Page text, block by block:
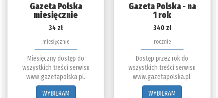
Gazeta Polska
miesięcznie
34 zł
miesięcznie
Miesięczny dostęp do
wszystkich treści serwisu
www.gazetapolska.pl.
WYBIERAM
Gazeta Polska - na
1 rok
340 zł
rocznie
Dostęp przez rok do
wszystkich treści serwisu
www.gazetapolska.pl.
WYBIERAM